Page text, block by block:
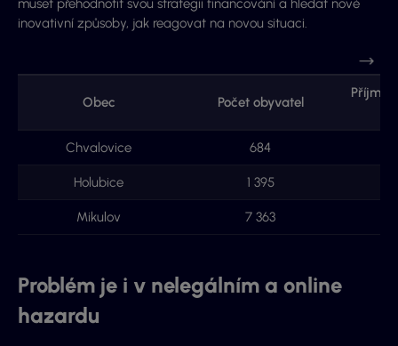
muset přehodnotit svou strategii financování a hledat nové
inovativní způsoby, jak reagovat na novou situaci.
Obec Počet obyvatel
Příjmy
Chvalovice 684
Holubice 1 395
Mikulov 7 363
Problém je i v nelegálním a online
hazardu